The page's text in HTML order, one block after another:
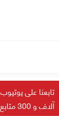
English
آلاف و 300 متابع لفيدوهاتنا